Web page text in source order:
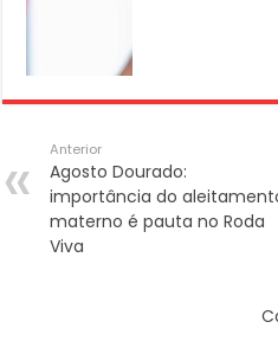
Anterior
Agosto Dourado:
importância do
materno é pauta no Roda
Viva